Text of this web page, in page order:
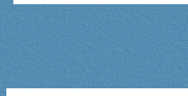
des
Clercs
de
Saint-
Viateur